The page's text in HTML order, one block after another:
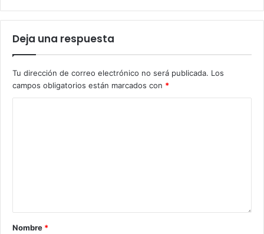
Deja una respuesta
Tu dirección de correo electrónico no será publicada. Los
campos obligatorios están marcados con *
Nombre *